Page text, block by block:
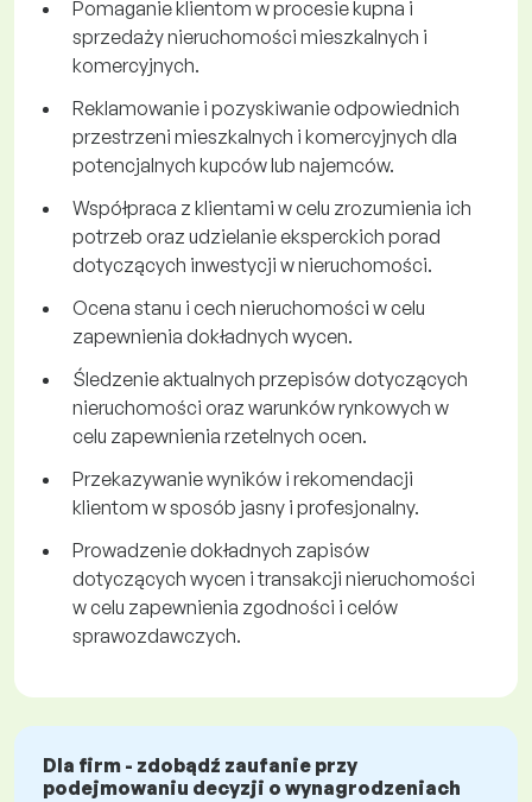
Pomaganie klientom w procesie kupna i
sprzedaży nieruchomości mieszkalnych i
komercyjnych.
Reklamowanie i pozyskiwanie odpowiednich
przestrzeni mieszkalnych i komercyjnych dla
potencjalnych kupców lub najemców.
Współpraca z klientami w celu zrozumienia ich
potrzeb oraz udzielanie eksperckich porad
dotyczących inwestycji w nieruchomości.
Ocena stanu i cech nieruchomości w celu
zapewnienia dokładnych wycen.
Śledzenie aktualnych przepisów dotyczących
nieruchomości oraz warunków rynkowych w
celu zapewnienia rzetelnych ocen.
Przekazywanie wyników i rekomendacji
klientom w sposób jasny i profesjonalny.
Prowadzenie dokładnych zapisów
dotyczących wycen i transakcji nieruchomości
w celu zapewnienia zgodności i celów
sprawozdawczych.
Dla firm - zdobądź zaufanie przy
podejmowaniu decyzji o wynagrodzeniach